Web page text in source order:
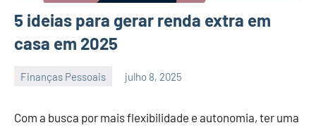
5 ideias para gerar renda extra em
casa em 2025
Finanças Pessoais julho 8, 2025
Com a busca por mais flexibilidade e autonomia, ter uma